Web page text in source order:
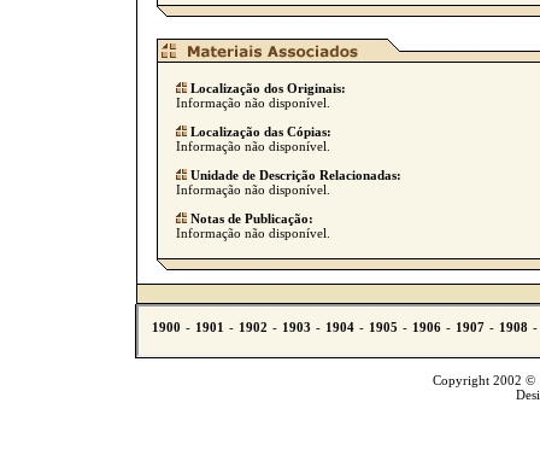
Localização dos Originais:
Informação não disponível.
Localização das Cópias:
Informação não disponível.
Unidade de Descrição Relacionadas:
Informação não disponível.
Notas de Publicação:
Informação não disponível.
Copyright 2002 ©